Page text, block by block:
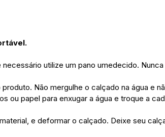
utilize um pano umedecido.
Não mergulhe o calçado na água e
ou papel para enxugar a água e troque a
e deformar o calçado. Deixe seu